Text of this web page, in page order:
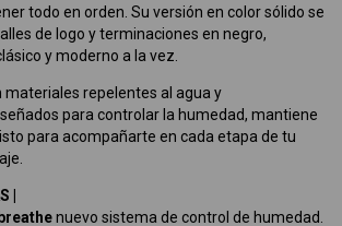
todo en orden. Su versión en color sólido se
de logo y terminaciones en negro,
y moderno a la vez.
materiales repelentes al agua y
para controlar la humedad, mantiene
para acompañarte en cada etapa de tu
|
nuevo sistema de control de humedad.